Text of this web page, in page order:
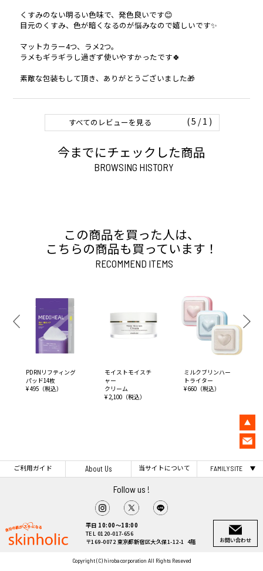
1
くすみのない明るい色味で、発色良いです😊
目元のくすみ、色が暗くなるのが悩みなので嬉しいです✨
マットカラー4つ、ラメ2つ。
ラメもギラギラし過ぎず使いやすかったです🍀
すべてのレビューを見る
今までにチェックした商品
BROWSING HISTORY
この商品を買った人は、
こちらの商品も買っています！
RECOMMEND ITEMS
PDRNリフティング
パッド14枚
¥ 495（税込）
モイストモイスチ
ャー
クリーム
¥ 2,100（税込）
ミルクブリンハー
トライター
¥ 660（税込）
ご利用ガイド About Us 当サイトについて FAMILY SITE
Follow us !
平日 10:00～18:00
TEL 0120-017-656
〒169-0072 東京都新宿区大久保1-12-1 4階
お問い合わせ
Copyright (C) hiroba corporation All Rights Reseved